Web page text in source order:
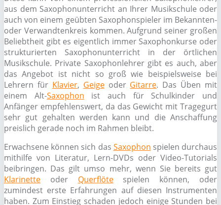
aus dem Saxophonunterricht an Ihrer Musikschule oder
auch von einem geübten Saxophonspieler im Bekannten-
oder Verwandtenkreis kommen. Aufgrund seiner großen
Beliebtheit gibt es eigentlich immer Saxophonkurse oder
strukturierten Saxophonunterricht in der örtlichen
Musikschule. Private Saxophonlehrer gibt es auch, aber
das Angebot ist nicht so groß wie beispielsweise bei
Lehrern für Klavier, Geigeoder Gitarre. Das Üben mit
einem Alt-Saxophon ist auch für Schulkinder und
Anfänger empfehlenswert, da das Gewicht mit Tragegurt
sehr gut gehalten werden kann und die Anschaffung
preislich gerade noch im Rahmen bleibt.
Erwachsene können sich das Saxophon spielen durchaus
mithilfe von Literatur, Lern-DVDs oder Video-Tutorials
beibringen. Das gilt umso mehr, wenn Sie bereits gut
Klarinette oder Querflötespielen können, oder
zumindest erste Erfahrungen auf diesen Instrumenten
haben. Zum Einstieg schaden jedoch einige Stunden bei